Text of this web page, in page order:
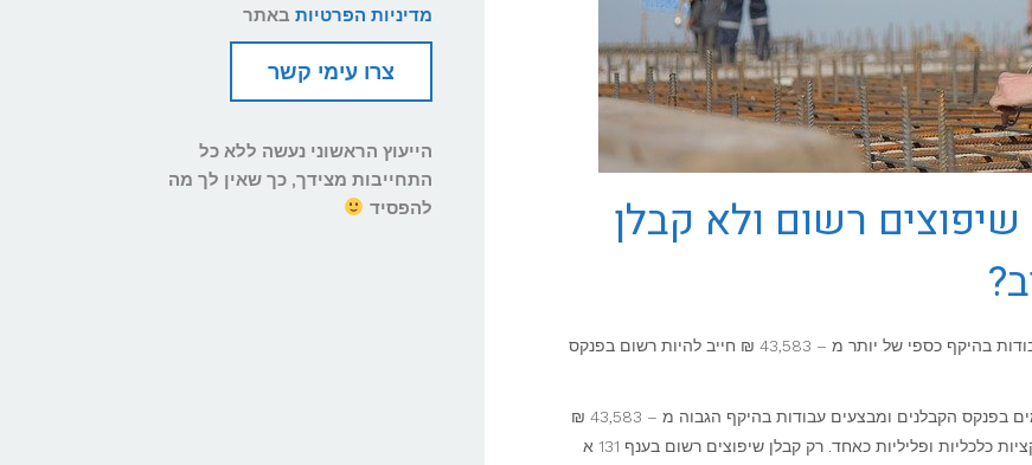
רשום ולא קבלן
, כל קבלן שיפוצים אשר מבצע עבודות בהיקף כספי של יותר מ – 43,583 ₪ חייב להיות רשום בפנקס
קבלני איטום, חשמל, אינסטלציה או שיפוצים שאינם רשומים בפנקס הקבלנים ומבצעים עבודות בהיקף הגבוה מ – 43,583 ₪
עוברים על החוק ומסכנים את ציבור הלקוחות שלהם בסנקציות כלכליות ופליליות כאחד. רק קבלן שיפוצים רשום בענף 131 א
מדיניות הפרטיות באתר
צרו עימי קשר
הייעוץ הראשוני נעשה ללא כל
התחייבות מצידך, כך שאין לך מה
להפסיד